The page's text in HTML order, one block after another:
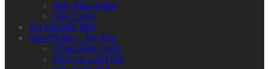
Ảnh Sản phẩm
Váy Cưới
Tin Khuyến Mại
Sản Phẩm – Tin Tức
Chụp Ảnh Cưới
Dịch vụ cưới hỏi